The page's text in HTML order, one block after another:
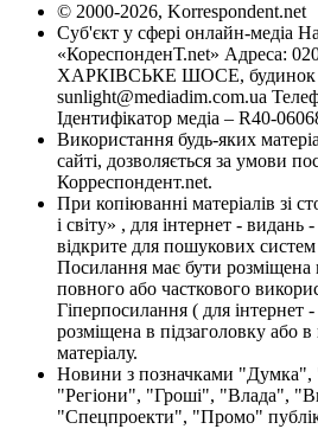
© 2000-2026, Korrespondent.net
Суб'єкт у сфері онлайн-медіа
«КореспонденТ.net» Адреса:
ХАРКІВСЬКЕ ШОСЕ, будинок
sunlight@mediadim.com.ua
Ідентифікатор медіа – R40-
Використання будь-яких
сайті, дозволяється за умови
Корреспондент.net.
При копіюванні матеріалів зі
і світу» , для інтернет - видань
відкрите для пошукових
Посилання має бути розміщена
повного або часткового
Гіперпосилання ( для інтернет
розміщена в підзаголовку або
матеріалу.
Новини з позначками "Думка",
"Регіони", "Гроші", "Влада",
"Спецпроекти", "Промо"